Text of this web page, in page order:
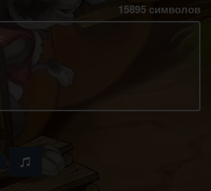
15895 символов